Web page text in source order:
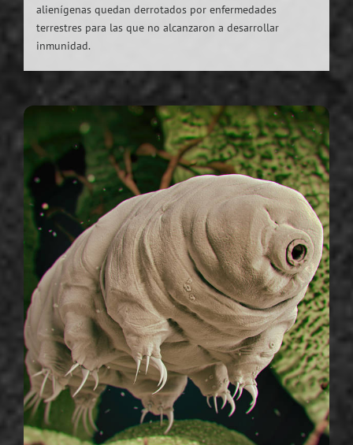
alienígenas quedan derrotados por enfermedades
terrestres para las que no alcanzaron a desarrollar
inmunidad.